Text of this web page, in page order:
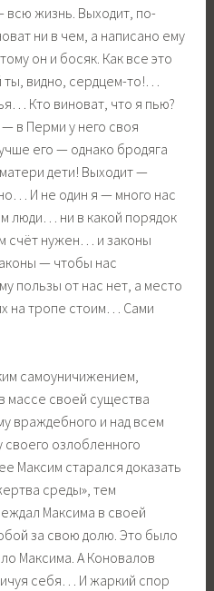
всю жизнь. Выходит, по-
ни в чем, а написано ему
он и босяк. Как все это
видно, сердцем-то!…
Кто виноват, что я пью?
в Перми у него своя
его — однако бродяга
дети! Выходит —
И не один я — много нас
люди… ни в какой порядок
счёт нужен… и законы
— чтобы нас
пользы от нас нет, а место
на тропе стоим… Сами
самоуничижением,
массе своей существа
враждебного и над всем
своего озлобленного
Максим старался доказать
среды», тем
Максима в своей
за свою долю. Это было
Максима. А Коновалов
себя… И жаркий спор